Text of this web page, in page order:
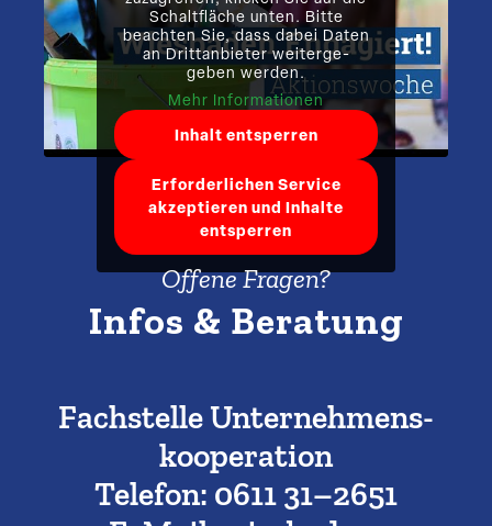
Schalt­fläche unten. Bitte
beachten Sie, dass dabei Daten
an Dritt­an­bieter weiter­ge­
geben werden.
Mehr Infor­ma­tionen
Inhalt entsperren
Erfor­der­lichen Service
akzep­tieren und Inhalte
entsperren
Offene Fragen?
Infos & Beratung
Fachstelle Unter­neh­mens­
ko­ope­ration
Telefon: 0611 31–2651